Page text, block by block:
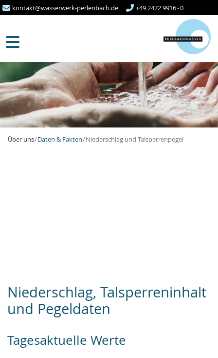
kontakt@wasserwerk-perlenbach.de +49 2472 9916 - 0
Über uns Daten & Fakten Niederschlag und Talsperrenpegel
Niederschlag, Talsperreninhalt
und Pegeldaten
Tagesaktuelle Werte